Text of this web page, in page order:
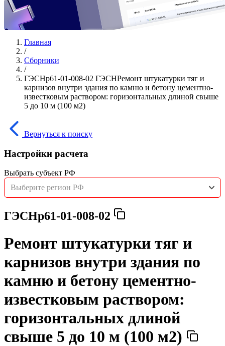
Главная
/
Сборники
/
ГЭСНр61-01-008-02 ГЭСНРемонт штукатурки тяг и
карнизов внутри здания по камню и бетону цементно-
известковым раствором: горизонтальных длиной свыше
5 до 10 м (100 м2)
Вернуться к поиску
Настройки расчета
Выбрать субъект РФ
Выберите регион РФ
ГЭСНр61-01-008-02
Ремонт штукатурки тяг и
карнизов внутри здания по
камню и бетону цементно-
известковым раствором:
горизонтальных длиной
свыше 5 до 10 м (100 м2)